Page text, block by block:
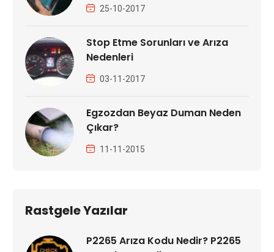
25-10-2017
Stop Etme Sorunları ve Arıza
Nedenleri
03-11-2017
Egzozdan Beyaz Duman Neden
Çıkar?
11-11-2015
Rastgele Yazılar
P2265 Arıza Kodu Nedir? P2265